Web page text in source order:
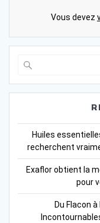
Vous devez
Huiles
recherchent
Exaflor obtient la
pour
Du Flacon